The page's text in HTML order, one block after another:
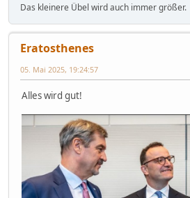
Das kleinere Übel wird auch immer größer.
Eratosthenes
05. Mai 2025, 19:24:57
Alles wird gut!